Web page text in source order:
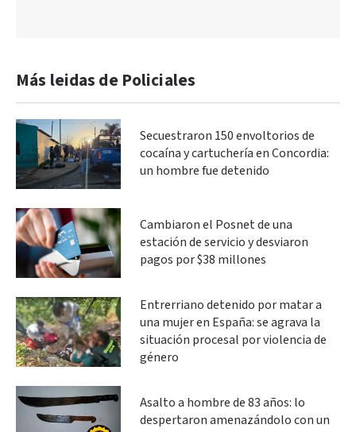
Más leidas de Policiales
Secuestraron 150 envoltorios de
cocaína y cartuchería en Concordia:
un hombre fue detenido
Cambiaron el Posnet de una
estación de servicio y desviaron
pagos por $38 millones
Entrerriano detenido por matar a
una mujer en España: se agrava la
situación procesal por violencia de
género
Asalto a hombre de 83 años: lo
despertaron amenazándolo con un